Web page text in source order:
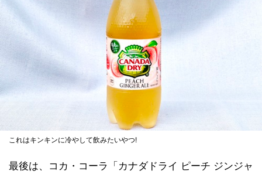
これはキンキンに冷やして飲みたいやつ!
最後は、コカ・コーラ「カナダドライ ピーチ ジンジャ